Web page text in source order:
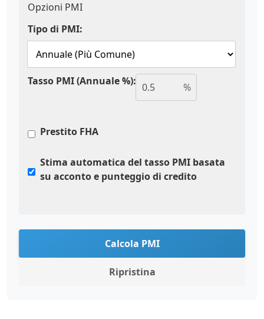
Opzioni PMI
Tipo di PMI:
Tasso PMI (Annuale %): %
Prestito FHA
Stima automatica del tasso PMI basata
su acconto e punteggio di credito
Calcola PMI
Ripristina